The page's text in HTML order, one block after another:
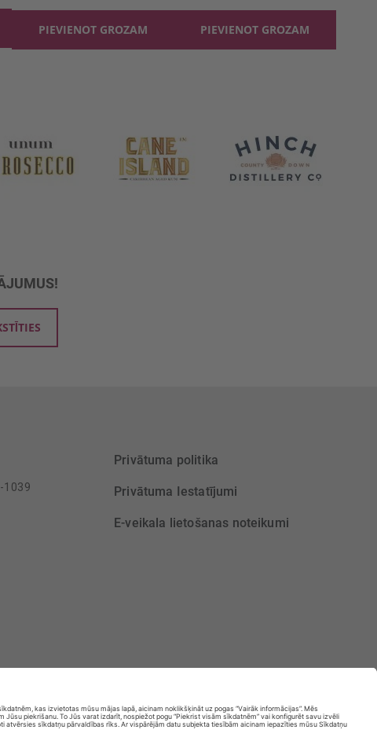
PIEVIENOT GROZAM PIEVIENOT GROZAM
1039
Privātuma politika
Privātuma Iestatījumi
E-veikala lietošanas noteikumi